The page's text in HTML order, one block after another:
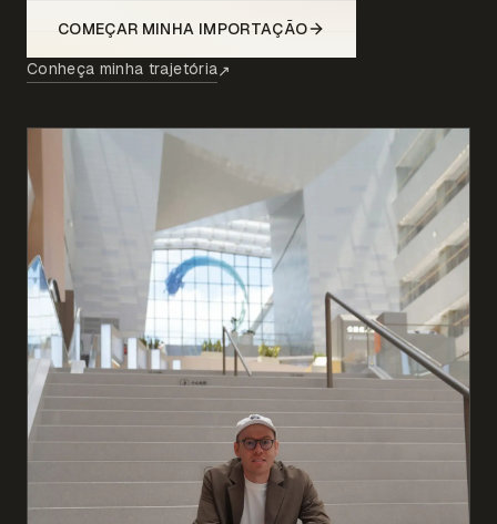
COMEÇAR MINHA IMPORTAÇÃO
Conheça minha trajetória↗